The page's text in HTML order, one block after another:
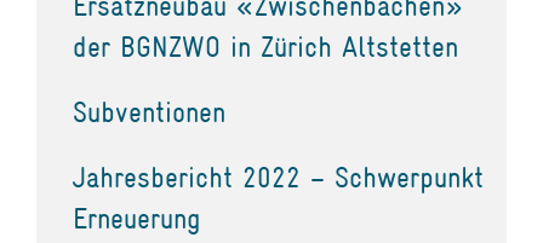
der BGNZWO in Zürich Altstetten
Subventionen
Jahresbericht 2022 – Schwerpunkt
Erneuerung